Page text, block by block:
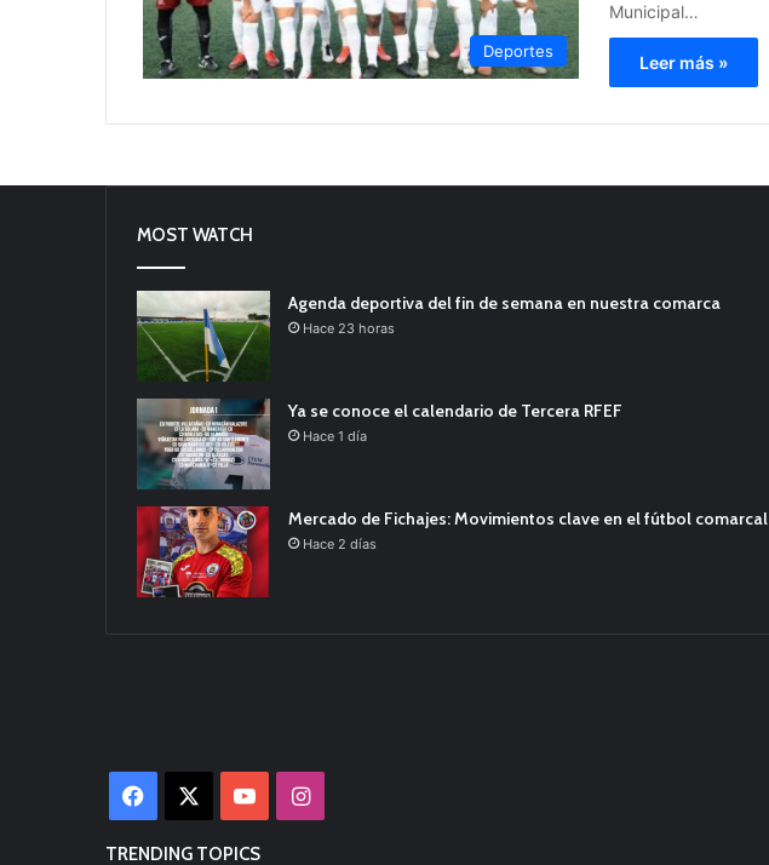
Deportes
Municipal…
Leer más »
MOST WATCH
Agenda deportiva del fin de semana en nuestra comarca
Hace 23 horas
Ya se conoce el calendario de Tercera RFEF
Hace 1 día
Mercado de Fichajes: Movimientos clave en el fútbol comarcal
Hace 2 días
Facebook YouTubeInstagram
TRENDING TOPICS